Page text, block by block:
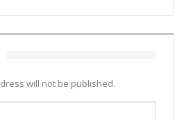
will not be published.